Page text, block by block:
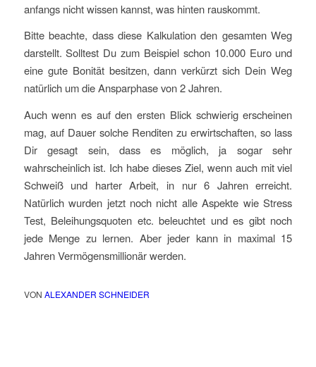
anfangs nicht wissen kannst, was hinten rauskommt.
Bitte beachte, dass diese Kalkulation den gesamten Weg
darstellt. Solltest Du zum Beispiel schon 10.000 Euro und
eine gute Bonität besitzen, dann verkürzt sich Dein Weg
natürlich um die Ansparphase von 2 Jahren.
Auch wenn es auf den ersten Blick schwierig erscheinen
mag, auf Dauer solche Renditen zu erwirtschaften, so lass
Dir gesagt sein, dass es möglich, ja sogar sehr
wahrscheinlich ist. Ich habe dieses Ziel, wenn auch mit viel
Schweiß und harter Arbeit, in nur 6 Jahren erreicht.
Natürlich wurden jetzt noch nicht alle Aspekte wie Stress
Test, Beleihungsquoten etc. beleuchtet und es gibt noch
jede Menge zu lernen. Aber jeder kann in maximal 15
Jahren Vermögensmillionär werden.
VON ALEXANDER SCHNEIDER